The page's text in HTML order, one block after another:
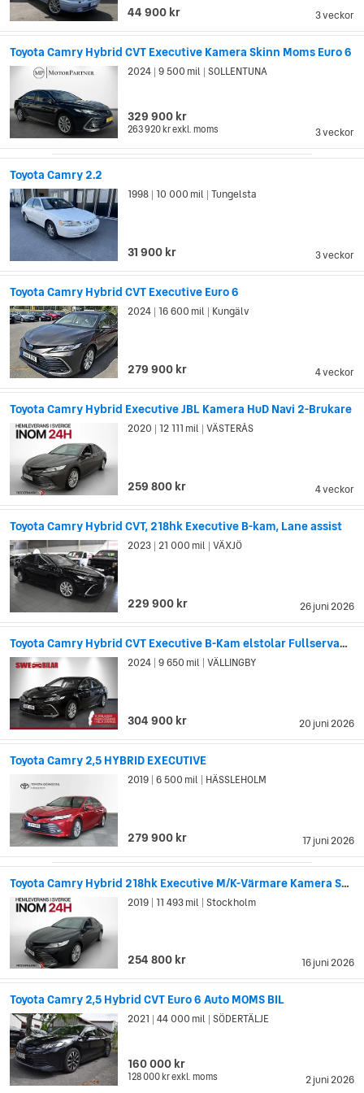
miljoner hybrida personbilar, där bilfamiljen Prius stod för nära
5.7 miljoner.
3 veckor
44 900 kr
Toyota Camry Hybrid CVT Executive Kamera Skinn Moms Euro 6
3 veckor
2024 9 500 mil SOLLENTUNA
329 900 kr
263 920 krexkl. moms
Toyota Camry 2.2
3 veckor
1998 10 000 mil Tungelsta
31 900 kr
Toyota Camry Hybrid CVT Executive Euro 6
4 veckor
2024 16 600 mil Kungälv
279 900 kr
Toyota Camry Hybrid Executive JBL Kamera HuD Navi 2-Brukare
4 veckor
2020 12 111 mil VÄSTERÅS
259 800 kr
Toyota Camry Hybrid CVT, 218hk Executive B-kam, Lane assist
26 juni 2026
2023 21 000 mil VÄXJÖ
229 900 kr
Toyota Camry Hybrid CVT Executive B-Kam elstolar Fullservad Kamkedja
20 juni 2026
2024 9 650 mil VÄLLINGBY
304 900 kr
Toyota Camry 2,5 HYBRID EXECUTIVE
17 juni 2026
2019 6 500 mil HÄSSLEHOLM
279 900 kr
Toyota Camry Hybrid 218hk Executive M/K-Värmare Kamera Skinn
16 juni 2026
2019 11 493 mil Stockholm
254 800 kr
Toyota Camry 2,5 Hybrid CVT Euro 6 Auto MOMS BIL
2 juni 2026
2021 44 000 mil SÖDERTÄLJE
160 000 kr
128 000 krexkl. moms